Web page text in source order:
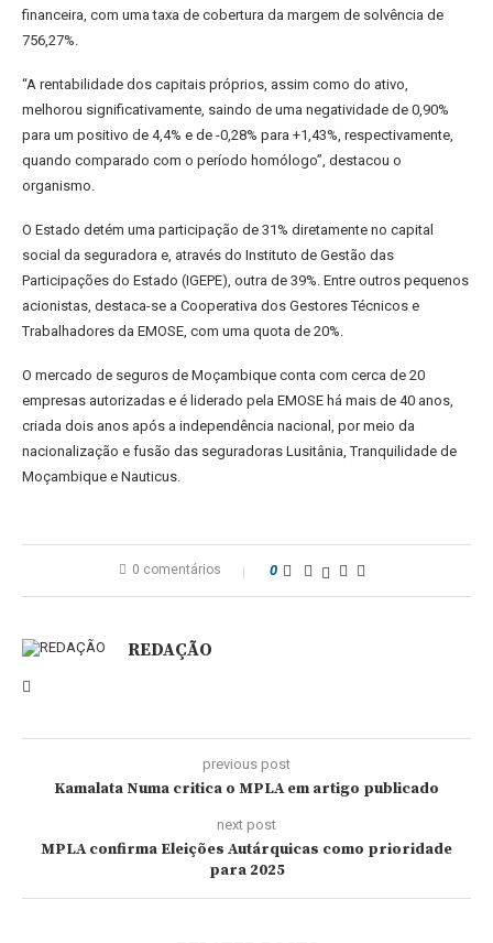
financeira, com uma taxa de cobertura da margem de solvência de
756,27%.
“A rentabilidade dos capitais próprios, assim como do ativo,
melhorou significativamente, saindo de uma negatividade de 0,90%
para um positivo de 4,4% e de -0,28% para +1,43%, respectivamente,
quando comparado com o período homólogo”, destacou o
organismo.
O Estado detém uma participação de 31% diretamente no capital
social da seguradora e, através do Instituto de Gestão das
Participações do Estado (IGEPE), outra de 39%. Entre outros pequenos
acionistas, destaca-se a Cooperativa dos Gestores Técnicos e
Trabalhadores da EMOSE, com uma quota de 20%.
O mercado de seguros de Moçambique conta com cerca de 20
empresas autorizadas e é liderado pela EMOSE há mais de 40 anos,
criada dois anos após a independência nacional, por meio da
nacionalização e fusão das seguradoras Lusitânia, Tranquilidade de
Moçambique e Nauticus.
0 comentários 0
REDAÇÃO
previous post
Kamalata Numa critica o MPLA em artigo publicado
next post
MPLA confirma Eleições Autárquicas como prioridade
para 2025